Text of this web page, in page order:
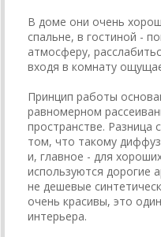
В доме они очень
спальне, в гостиной -
атмосферу,
входя в комнату
Принцип работы
равномерном
пространстве. Разница
том, что такому
и, главное - для
используются дорогие
не дешевые
очень красивы, это
интерьера.